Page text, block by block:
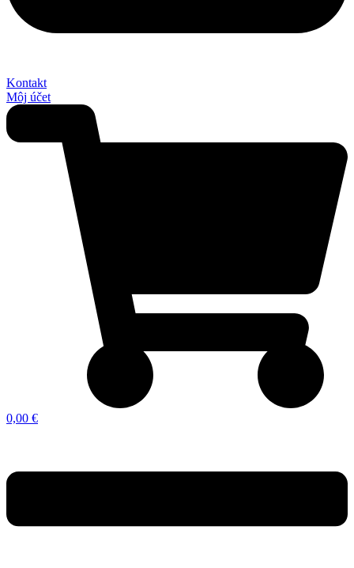
Kontakt
Môj účet
0,00 €